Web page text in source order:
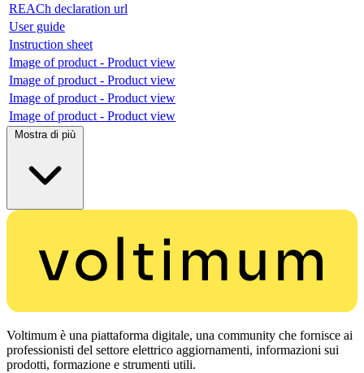
REACh declaration url
User guide
Instruction sheet
Image of product - Product view
Image of product - Product view
Image of product - Product view
Image of product - Product view
Mostra di più
Voltimum è una piattaforma digitale, una community che fornisce ai
professionisti del settore elettrico aggiornamenti, informazioni sui
prodotti, formazione e strumenti utili.